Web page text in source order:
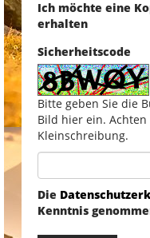
Ich möchte eine
erhalten
Sicherheitscode
Bitte geben Sie die
Bild hier ein.
Kleinschreibung.
Die
Kenntnis